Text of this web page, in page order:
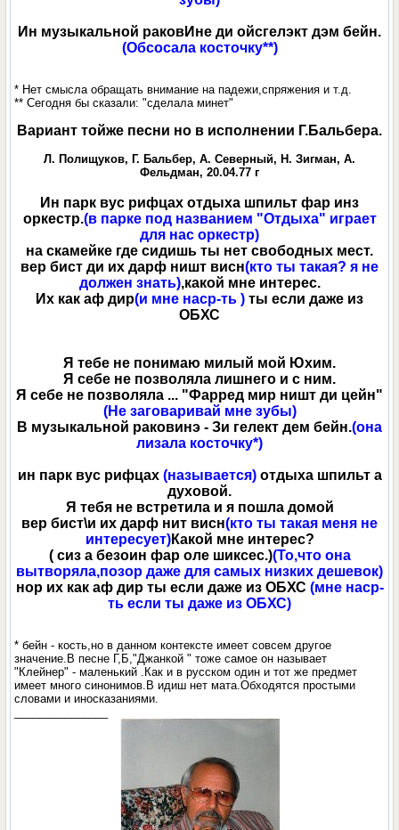
Ин музыкальной раковИне ди ойсгелэкт дэм бейн.
(Обсосала косточку**)
* Нет смысла обращать внимание на падежи,спряжения и т.д.
** Сегодня бы сказали: "сделала минет"
Вариант тойже песни но в исполнении Г.Бальбера.
Л. Полищуков, Г. Бальбер, А. Северный, Н. Зигман, А.
Фельдман, 20.04.77 г
Ин парк вус рифцах отдыха шпильт фар инз
оркестр.(в парке под названием "Отдыха" играет
для нас оркестр)
на скамейке где сидишь ты нет свободных мест.
вер бист ди их дарф ништ висн(кто ты такая? я не
должен знать),какой мне интерес.
Их как аф дир(и мне наср-ть ) ты если даже из
ОБХС
Я тебе не понимаю милый мой Юхим.
Я себе не позволяла лишнего и с ним.
Я себе не позволяла ... "Фарред мир ништ ди цейн"
(Не заговаривай мне зубы)
В музыкальной раковинэ - Зи гелект дем бейн.(она
лизала косточку*)
ин парк вус рифцах (называется)отдыха шпильт а
духовой.
Я тебя не встретила и я пошла домой
вер бист\и их дарф нит висн(кто ты такая меня не
интересует)Какой мне интерес?
( сиз а безоин фар оле шиксес.)(То,что она
вытворяла,позор даже для самых низких дешевок)
нор их как аф дир ты если даже из ОБХС (мне наср-
ть если ты даже из ОБХС)
* бейн - кость,но в данном контексте имеет совсем другое
значение.В песне Г,Б,"Джанкой " тоже самое он называет
"Клейнер" - маленький .Как и в русском один и тот же предмет
имеет много синонимов.В идиш нет мата.Обходятся простыми
словами и иносказаниями.